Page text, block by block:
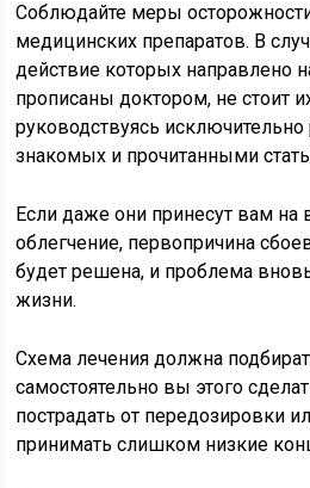
Соблюдайте меры
медицинских препаратов. В
действие которых направлено
прописаны доктором, не стоит
руководствуясь
знакомых и прочитанными
Если даже они принесут вам
облегчение, первопричина
будет решена, и проблема
жизни.
Схема лечения должна
самостоятельно вы этого
пострадать от передозировки
принимать слишком низкие